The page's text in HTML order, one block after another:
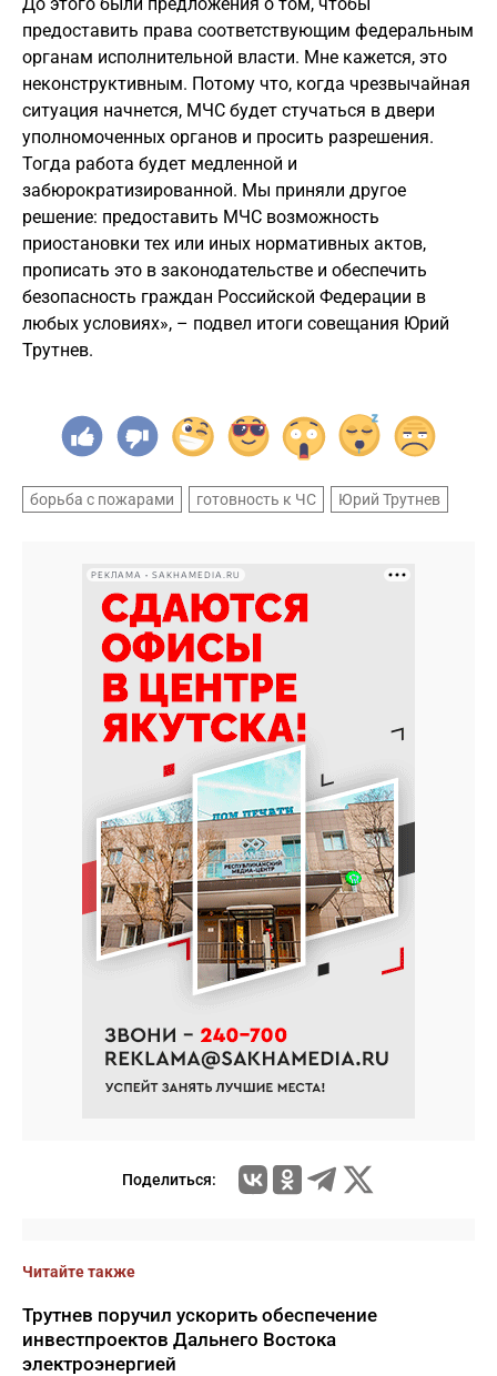
предоставить права соответствующим федеральным
органам исполнительной власти. Мне кажется, это
неконструктивным. Потому что, когда чрезвычайная
ситуация начнется, МЧС будет стучаться в двери
уполномоченных органов и просить разрешения.
Тогда работа будет медленной и
забюрократизированной. Мы приняли другое
решение: предоставить МЧС возможность
приостановки тех или иных нормативных актов,
прописать это в законодательстве и обеспечить
безопасность граждан Российской Федерации в
любых условиях», – подвел итоги совещания Юрий
Трутнев.
борьба с пожарами готовность к ЧС Юрий Трутнев
РЕКЛАМА • SAKHAMEDIA.RU
Поделиться:
Читайте также
Трутнев поручил ускорить обеспечение
инвестпроектов Дальнего Востока
электроэнергией